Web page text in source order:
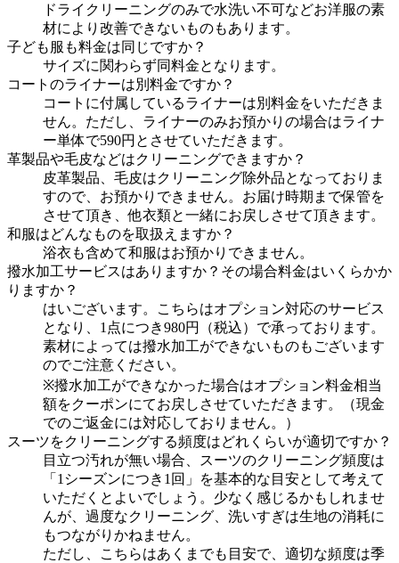
ドライクリーニングのみで水洗い不可などお洋服の素
材により改善できないものもあります。
子ども服も料金は同じですか？
サイズに関わらず同料金となります。
コートのライナーは別料金ですか？
コートに付属しているライナーは別料金をいただきま
せん。ただし、ライナーのみお預かりの場合はライナ
ー単体で590円とさせていただきます。
革製品や毛皮などはクリーニングできますか？
皮革製品、毛皮はクリーニング除外品となっておりま
すので、お預かりできません。お届け時期まで保管を
させて頂き、他衣類と一緒にお戻しさせて頂きます。
和服はどんなものを取扱えますか？
浴衣も含めて和服はお預かりできません。
撥水加工サービスはありますか？その場合料金はいくらかか
りますか？
はいございます。こちらはオプション対応のサービス
となり、1点につき980円（税込）で承っております。
素材によっては撥水加工ができないものもございます
のでご注意ください。
※撥水加工ができなかった場合はオプション料金相当
額をクーポンにてお戻しさせていただきます。（現金
でのご返金には対応しておりません。）
スーツをクリーニングする頻度はどれくらいが適切ですか？
目立つ汚れが無い場合、スーツのクリーニング頻度は
「1シーズンにつき1回」を基本的な目安として考えて
いただくとよいでしょう。少なく感じるかもしれませ
んが、過度なクリーニング、洗いすぎは生地の消耗に
もつながりかねません。
ただし、こちらはあくまでも目安で、適切な頻度は季